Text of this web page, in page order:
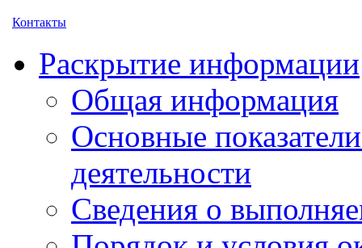
Контакты
Раскрытие информации
Общая информация
Основные
деятельности
Сведения о